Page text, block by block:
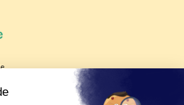
reportages d'été 2026 de KTO